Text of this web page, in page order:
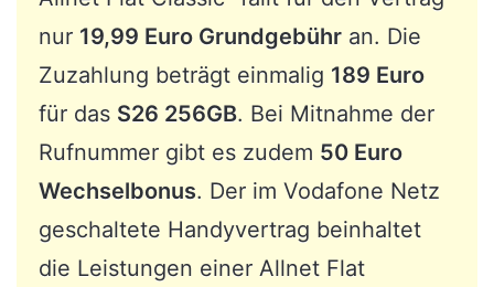
nur 19,99 Euro Grundgebühr an. Die
Zuzahlung beträgt einmalig 189 Euro
für das S26 256GB. Bei Mitnahme der
Rufnummer gibt es zudem 50 Euro
Wechselbonus. Der im Vodafone Netz
geschaltete Handyvertrag beinhaltet
die Leistungen einer Allnet Flat